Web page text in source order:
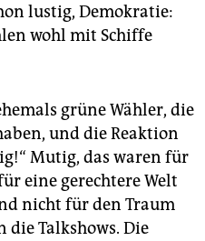
lustig, Demokratie:
wohl mit Schiffe
grüne Wähler, die
und die Reaktion
Mutig, das waren für
eine gerechtere Welt
nicht für den Traum
die Talkshows. Die